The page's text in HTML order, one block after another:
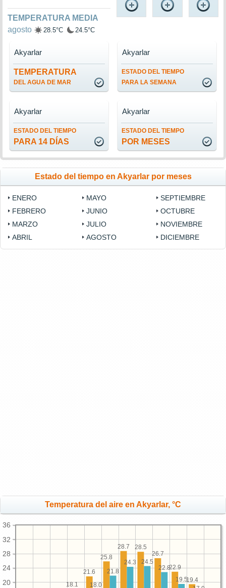
TEMPERATURA MEDIA
agosto
28.5°C 24.5°C
TEMPERATURA
DEL AGUA DE MAR
Akyarlar
ESTADO DEL TIEMPO
PARA LA SEMANA
Akyarlar
ESTADO DEL TIEMPO
PARA 14 DÍAS
Akyarlar
ESTADO DEL TIEMPO
POR MESES
Akyarlar
Estado del tiempo en Akyarlar por meses
ENERO
FEBRERO
MARZO
ABRIL
MAYO
JUNIO
JULIO
AGOSTO
SEPTIEMBRE
OCTUBRE
NOVIEMBRE
DICIEMBRE
Temperatura del aire en Akyarlar, °C
20
24
28
32
36
19.4
22.9
26.7
28.5
28.7
25.8
21.6
18.1
19.5
22.8
24.5
24.3
21.8
18.0